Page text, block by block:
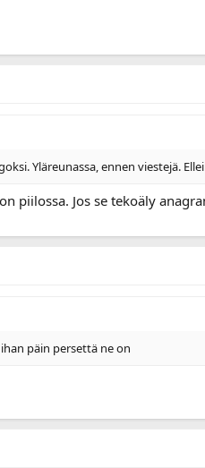
Yläreunassa, ennen viestejä.
piilossa. Jos se tekoäly
päin persettä ne on